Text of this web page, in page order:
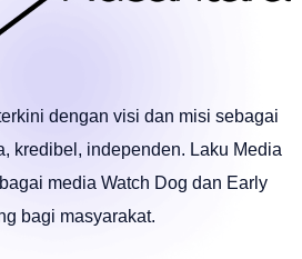
dengan visi dan misi sebagai
kredibel, independen. Laku Media
media Watch Dog dan Early
bagi masyarakat.